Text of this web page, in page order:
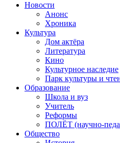
Новости
Анонс
Хроника
Культура
Дом актёра
Литература
Кино
Культурное наследие
Парк культуры и
Образование
Школа и вуз
Учитель
Реформы
ПОЛЁТ (научно-
Общество